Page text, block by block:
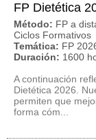
FP Dietética
Método: FP a
Ciclos Formativos
Temática: FP
Duración: 1600
A continuación
Dietética 2026.
permiten que
forma cóm...